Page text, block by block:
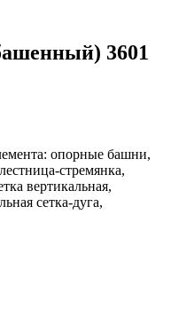
3601
опорные башни,
стремянка,
вертикальная,
сетка-дуга,